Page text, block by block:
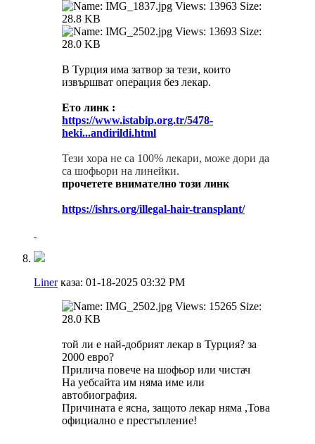
В Турция има затвор за тези, които
извършват операция без лекар.
Ето линк :
https://www.istabip.org.tr/5478-
heki...andirildi.html
Тези хора не са 100% лекари, може дори да
са шофьори на линейки.
прочетете внимателно този линк
https://ishrs.org/illegal-hair-transplant/
Linerказа: 01-18-2025 03:32 PM
той ли е най-добрият лекар в Турция? за
2000 евро?
Прилича повече на шофьор или чистач
На уебсайта им няма име или
автобиография.
Причината е ясна, защото лекар няма ,Това
официално е престъпление!